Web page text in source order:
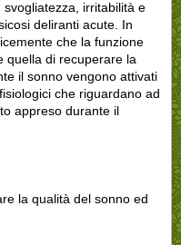
irritabilità e
deliranti acute. In
che la funzione
quella di recuperare la
il sonno vengono attivati
che riguardano ad
appreso durante il
la qualità del sonno ed